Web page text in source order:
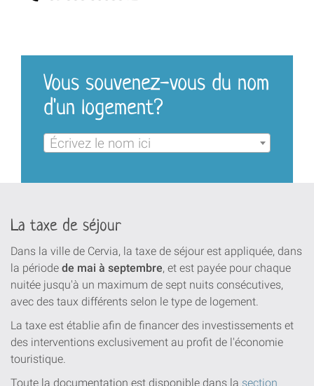
Vous souvenez-vous du nom
d'un logement?
Écrivez le nom ici
La taxe de séjour
Dans la ville de Cervia, la taxe de séjour est appliquée, dans
la période de mai à septembre, et est payée pour chaque
nuitée jusqu'à un maximum de sept nuits consécutives,
avec des taux différents selon le type de logement.
La taxe est établie afin de financer des investissements et
des interventions exclusivement au profit de l'économie
touristique.
Toute la documentation est disponible dans la section